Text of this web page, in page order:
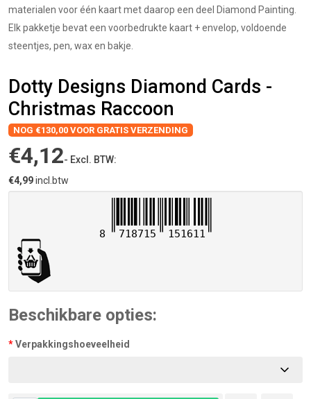
materialen voor één kaart met daarop een deel Diamond Painting.
Elk pakketje bevat een voorbedrukte kaart + envelop, voldoende
steentjes, pen, wax en bakje.
Dotty Designs Diamond Cards -
Christmas Raccoon
NOG €130,00 VOOR GRATIS VERZENDING
€4,12- Excl. BTW:
€4,99incl.btw
8 718715 151611
Beschikbare opties:
Verpakkingshoeveelheid